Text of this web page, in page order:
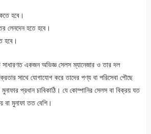
হবে।
লেনদেন হতে হবে।
হবে।
সাধারণত একজন অভিজ্ঞ সেলস ম্যানেজার ও তার দল
সাথে যোগাযোগ করে তাদের পণ্য বা পরিসেবা পৌছে
প্রধান চাবিকাঠি। যে কোম্পানির সেলস বা বিক্রয় যত
বা মুনাফা তত বেশি।